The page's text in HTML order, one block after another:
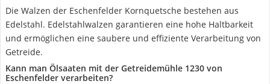
Die Walzen der Eschenfelder Kornquetsche bestehen aus
Edelstahl. Edelstahlwalzen garantieren eine hohe Haltbarkeit
und ermöglichen eine saubere und effiziente Verarbeitung von
Getreide.
Kann man Ölsaaten mit der Getreidemühle 1230 von
Eschenfelder verarbeiten?